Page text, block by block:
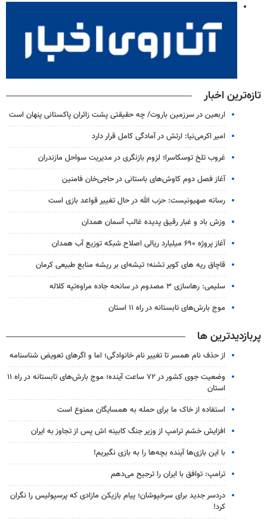
تازه‌ترین اخبار
اربعین در سرزمین باروت/ چه حقیقتی پشت زائران پاکستانی پنهان است
امیر اکرمی‌نیا: ارتش در آمادگی کامل قرار دارد
غروب تلخ توسکاسرا؛ لزوم بازنگری در مدیریت سواحل مازندران
آغاز فصل دوم کاوش‌های باستانی در حاجی‌خان فامنین
رسانه صهیونیست: حزب الله در حال تغییر قواعد بازی است
وزش باد و غبار رقیق پدیده غالب آسمان همدان
آغاز پروژه ۶۹۰ میلیارد ریالی اصلاح شبکه توزیع آب همدان
قاچاق ریه های کویر تشنه؛ تیشه‌ای بر ریشه منابع طبیعی کرمان
سلیمی: رهاسازی ۳ مصدوم در سانحه جاده مراوه‌تپه کلاله
موج بارش‌های تابستانه در راه ۱۱ استان
پربازدیدترین ها
از حذف نام همسر تا تغییر نام خانوادگی؛ اما و اگرهای تعویض شناسنامه
وضعیت جوی کشور در ۷۲ ساعت آینده؛ موج بارش‌های تابستانه در راه ۱۱
استان
استفاده از خاک ما برای حمله به همسایگان ممنوع است
افزایش خشم ترامپ از وزیر جنگ کابینه اش پس از تجاوز به ایران
با این بازی‌ها آینده بچه‌ها را به بازی نگیریم!
ترامپ: توافق با ایران را ترجیح می‌دهم
دردسر جدید برای سرخپوشان؛ پیام بازیکن مازادی که پرسپولیس را نگران
کرد!